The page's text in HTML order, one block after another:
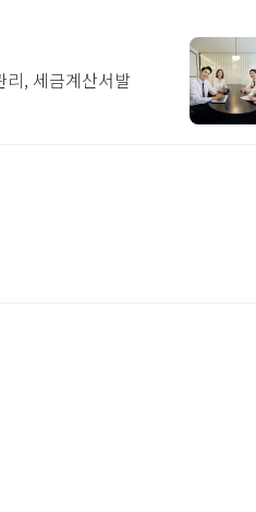
, 세금계산서발